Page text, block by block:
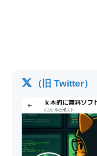
（旧 Twitter）